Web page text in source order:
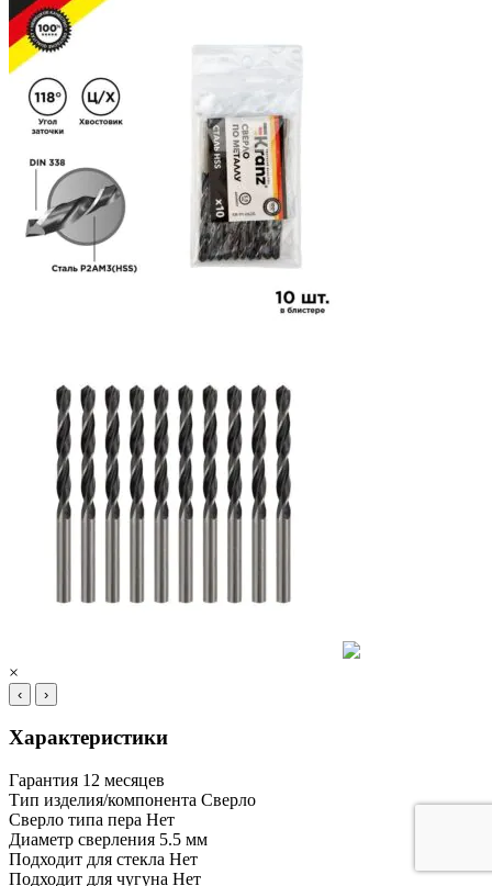
×
‹ ›
Характеристики
Гарантия 12 месяцев
Тип изделия/компонента Сверло
Сверло типа пера Нет
Диаметр сверления 5.5 мм
Подходит для стекла Нет
Подходит для чугуна Нет